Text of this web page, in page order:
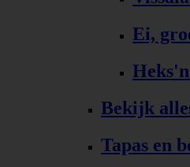
Ei,
Heks'n
Bekijk
Tapas en